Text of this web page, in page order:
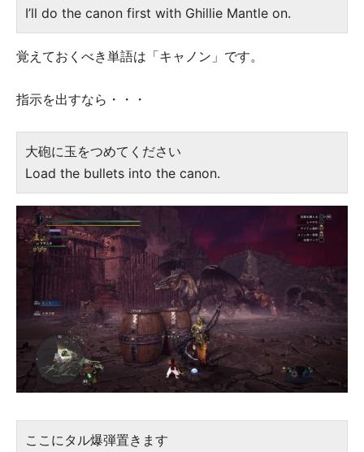
I’ll do the canon first with Ghillie Mantle on.
覚えておくべき単語は「キャノン」です。
指示を出すなら・・・
大砲に玉をつめてください
Load the bullets into the canon.
ここにタル爆弾置きます